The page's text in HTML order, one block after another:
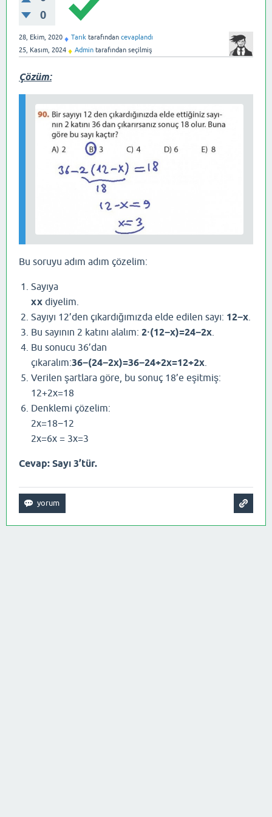
0
28, Ekim, 2020 ♦ Tarık tarafından cevaplandı
25, Kasım, 2024 ♦ Admin tarafından seçilmiş
Çözüm:
Bu soruyu adım adım çözelim:
Sayıya
xx diyelim.
Sayıyı 12’den çıkardığımızda elde edilen sayı: 12−x
Bu sayının 2 katını alalım: 2⋅(12−x)=24−2x
Bu sonucu 36’dan
çıkaralım:36−(24−2x)=36−24+2x=12+2x
Verilen şartlara göre, bu sonuç 18’e eşitmiş:
12+2x=18
Denklemi çözelim:
2x=18−12
2x=6x = 3x=3
Cevap: Sayı 3’tür.